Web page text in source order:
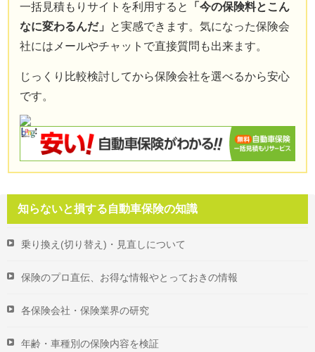
サイトマップ
一括見積もりサイトを利用すると
「今の保険料とこん
なに変わるんだ」
と実感できます。気になった保険会
社にはメールやチャットで直接質問も出来ます。
じっくり比較検討してから保険会社を選べるから安心
です。
知らないと損する自動車保険の知識
乗り換え(切り替え)・見直しについて
保険のプロ直伝、お得な情報やとっておきの情報
各保険会社・保険業界の研究
年齢・車種別の保険内容を検証